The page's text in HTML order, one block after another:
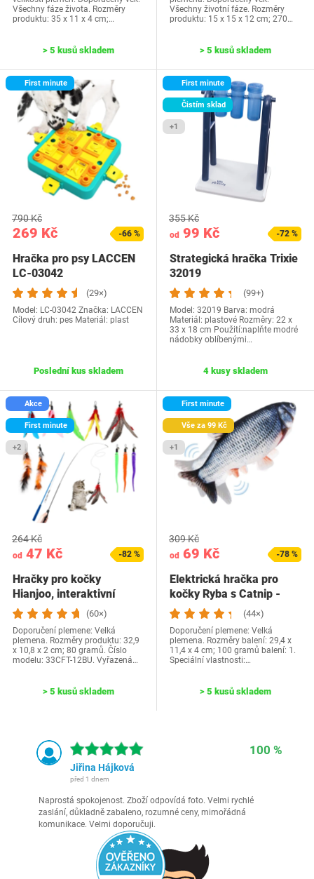
Všechny fáze života. Rozměry
produktu: 35 x 11 x 4 cm;…
> 5 kusů skladem
Všechny životní fáze. Rozměry
produktu: 15 x 15 x 12 cm; 270…
> 5 kusů skladem
First minute
269 Kč
790 Kč
-66 %
Hračka pro psy LACCEN
LC-03042
(29×)
Model: ‎LC-03042 Značka: LACCEN
Cílový druh: pes Materiál: plast
Poslední kus skladem
First minute
Čistím sklad
+1
od 99 Kč
355 Kč
-72 %
Strategická hračka Trixie
32019
(99+)
Model: 32019 Barva: modrá
Materiál: plastové Rozměry: 22 x
33 x 18 cm Použití:naplňte modré
nádobky oblíbenými…
4 kusy skladem
Akce
First minute
+2
od 47 Kč
264 Kč
-82 %
Hračky pro kočky
Hianjoo, interaktivní
pírko pro kočky se 2…
(60×)
Doporučení plemene: Velká
plemena. Rozměry produktu: 32,9
x 10,8 x 2 cm; 80 gramů. Číslo
modelu: 33CFT-12BU. Vyřazená…
> 5 kusů skladem
First minute
Vše za 99 Kč
+1
od 69 Kč
309 Kč
-78 %
Elektrická hračka pro
kočky Ryba s Catnip -
Interaktivní…
(44×)
Doporučení plemene: Velká
plemena. Rozměry balení: 29,4 x
11,4 x 4 cm; 100 gramů balení: 1.
Speciální vlastnosti:…
> 5 kusů skladem
100 %
Jiřina Hájková
před 1 dnem
Naprostá spokojenost. Zboží odpovídá foto. Velmi rychlé
zaslání, důkladně zabaleno, rozumné ceny, mimořádná
komunikace. Velmi doporučuji.